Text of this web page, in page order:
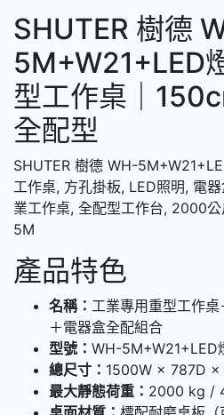
SHUTER 樹德
5M+W21+LED
型工作桌｜
全配型
SHUTER 樹德 WH-
工作桌, 方孔掛板, LED照明, 電
業工作桌, 全配型工作台, 2000
5M
產品特色
名稱： 工業專用重型工作
＋電器盒全配組合
型號： WH-5M+W21+LED
總尺寸： 1500W × 787D ×
最大靜態荷重： 2000 kg /